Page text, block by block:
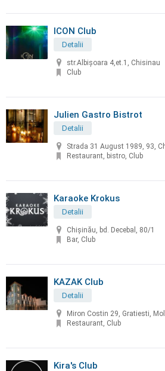
ICON Club
Detalii
str.Albișoara 4,et.1, Chisinau
Club
Julien Gastro Bistrot
Detalii
Strada 31 August 1989, 93,
Restaurant, bistro, Club
Karaoke Krokus
Detalii
Chişinău, bd. Decebal, 80/1
Bar, Club
KAZAK Club
Detalii
Miron Costin 29, Gratiesti,
Restaurant, Club
Kira's Club